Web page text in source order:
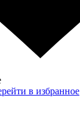
в избранное